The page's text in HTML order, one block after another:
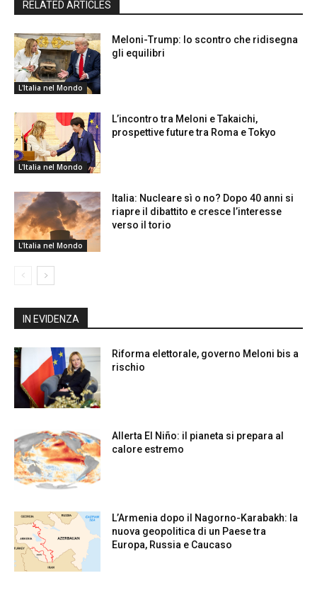
RELATED ARTICLES
L'Italia nel Mondo
Meloni-Trump: lo scontro che ridisegna
gli equilibri
L'Italia nel Mondo
L’incontro tra Meloni e Takaichi,
prospettive future tra Roma e Tokyo
L'Italia nel Mondo
Italia: Nucleare sì o no? Dopo 40 anni si
riapre il dibattito e cresce l’interesse
verso il torio
IN EVIDENZA
Riforma elettorale, governo Meloni bis a
rischio
Allerta El Niño: il pianeta si prepara al
calore estremo
L’Armenia dopo il Nagorno-Karabakh: la
nuova geopolitica di un Paese tra
Europa, Russia e Caucaso